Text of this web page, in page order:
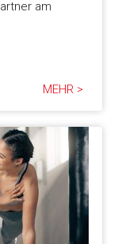
am
MEHR >